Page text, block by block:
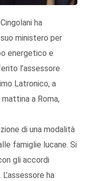
ha
ministero per
energetico e
l’assessore
Latronico, a
a Roma,
di una modalità
famiglie lucane. Si
gli accordi
ha